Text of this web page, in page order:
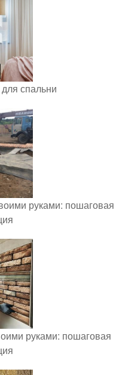
спальни
руками: пошаговая
руками: пошаговая